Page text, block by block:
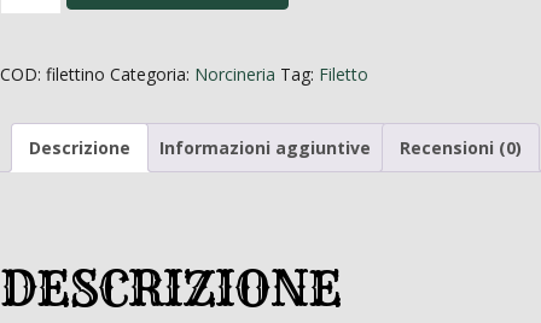
COD: filettino Categoria: Norcineria Tag: Filetto
Descrizione Informazioni aggiuntive Recensioni (0)
DESCRIZIONE